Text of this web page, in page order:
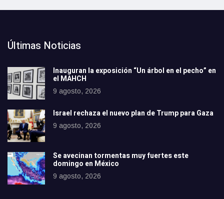
Últimas Noticias
Inauguran la exposición “Un árbol en el pecho” en
el MAHCH
9 agosto, 2026
Israel rechaza el nuevo plan de Trump para Gaza
9 agosto, 2026
Se avecinan tormentas muy fuertes este
domingo en México
9 agosto, 2026